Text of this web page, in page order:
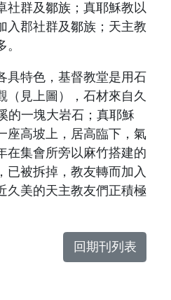
社群及鄒族；真耶穌教以
入郡社群及鄒族；天主教
具特色，基督教堂是用石
（見上圖）
，石材來自久
的一塊大岩石；真耶穌
座高坡上，居高臨下，氣
在集會所旁以麻竹搭建的
已被拆掉，教友轉而加入
久美的天主教友們正積極
回期刊列表